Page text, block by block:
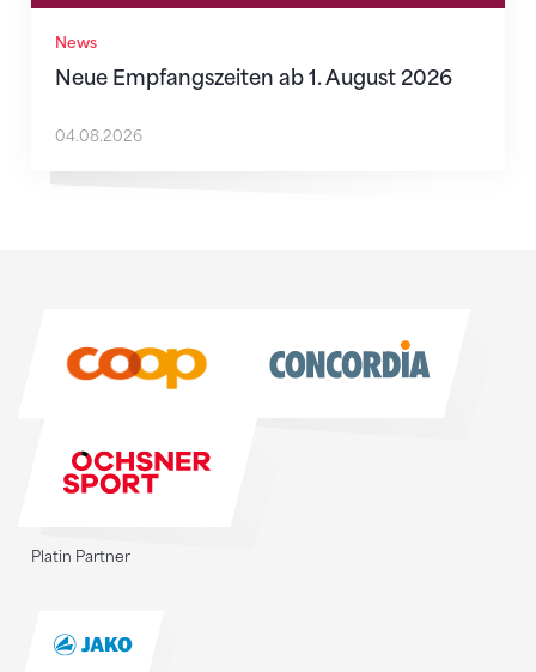
News
Neue Empfangszeiten ab 1. August 2026
04.08.2026
Platin Partner